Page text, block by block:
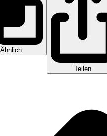
Ähnlich
Teilen